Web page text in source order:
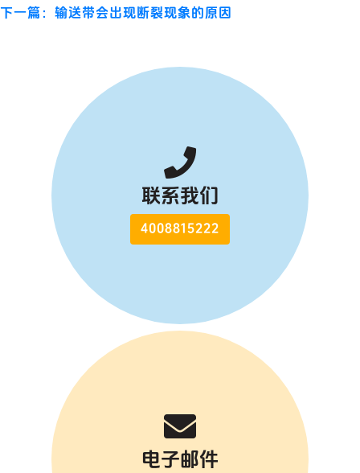
下一篇：输送带会出现断裂现象的原因
联系我们
4008815222
电子邮件